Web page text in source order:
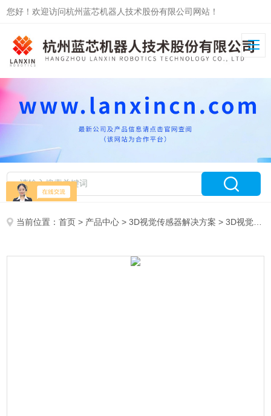
您好！欢迎访问杭州蓝芯机器人技术股份有限公司网站！
当前位置：首页 > 产品中心 >3D视觉传感器解决方案 >3D视觉拆垛方案